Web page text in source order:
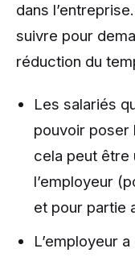
dans
suivre pour
réduction du
Les salariés
pouvoir poser
cela peut être
l’employeur
et pour partie
L’employeur